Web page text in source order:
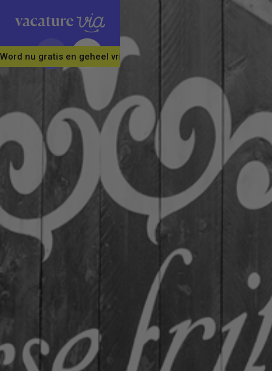
Word nu gratis en geheel vrijblijvend lid van ons Vacature Via